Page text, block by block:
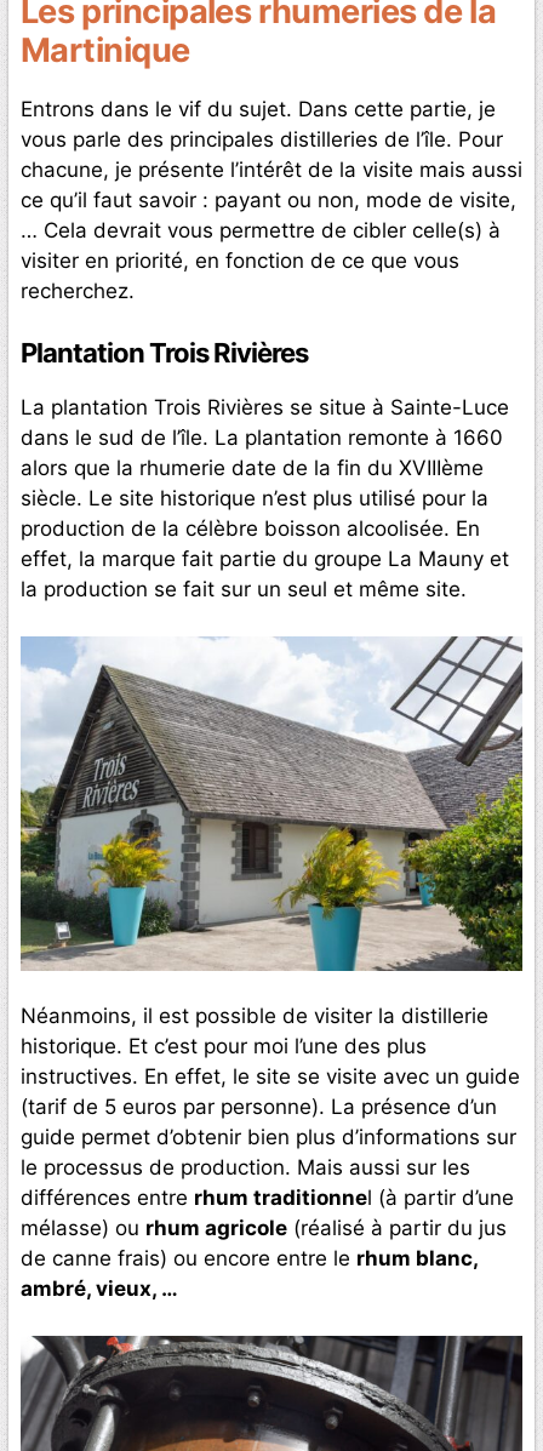
Les principales rhumeries de la
Martinique
Entrons dans le vif du sujet. Dans cette partie, je
vous parle des principales distilleries de l’île. Pour
chacune, je présente l’intérêt de la visite mais aussi
ce qu’il faut savoir : payant ou non, mode de visite,
… Cela devrait vous permettre de cibler celle(s) à
visiter en priorité, en fonction de ce que vous
recherchez.
Plantation Trois Rivières
La plantation Trois Rivières se situe à Sainte-Luce
dans le sud de l’île. La plantation remonte à 1660
alors que la rhumerie date de la fin du XVIIIème
siècle. Le site historique n’est plus utilisé pour la
production de la célèbre boisson alcoolisée. En
effet, la marque fait partie du groupe La Mauny et
la production se fait sur un seul et même site.
Néanmoins, il est possible de visiter la distillerie
historique. Et c’est pour moi l’une des plus
instructives. En effet, le site se visite avec un guide
(tarif de 5 euros par personne). La présence d’un
guide permet d’obtenir bien plus d’informations sur
le processus de production. Mais aussi sur les
différences entre rhum traditionnel (à partir d’une
mélasse) ou rhum agricole (réalisé à partir du jus
de canne frais) ou encore entre le rhum blanc,
ambré, vieux, …